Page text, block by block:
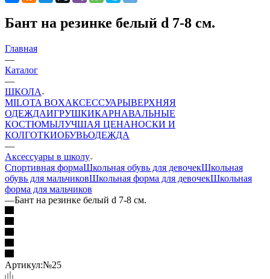
Бант на резинке белый d 7-8 см.
Главная
—
Каталог
—
ШКОЛА
MILOTA BOXАКСЕССУАРЫВЕРХНЯЯ
ОДЕЖДАИГРУШКИКАРНАВАЛЬНЫЕ
КОСТЮМЫЛУЧШАЯ ЦЕНАНОСКИ И
КОЛГОТКИОБУВЬОДЕЖДА
—
Аксессуары в школу
Спортивная формаШкольная обувь для девочекШкольная
обувь для мальчиковШкольная форма для девочекШкольная
форма для мальчиков
—Бант на резинке белый d 7-8 см.
Артикул:№25